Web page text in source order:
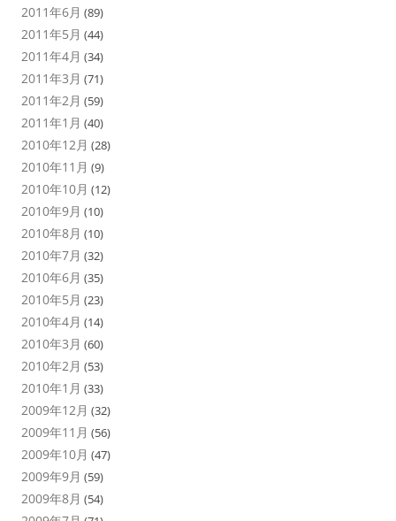
2011年6月 (89)
2011年5月 (44)
2011年4月 (34)
2011年3月 (71)
2011年2月 (59)
2011年1月 (40)
2010年12月 (28)
2010年11月 (9)
2010年10月 (12)
2010年9月 (10)
2010年8月 (10)
2010年7月 (32)
2010年6月 (35)
2010年5月 (23)
2010年4月 (14)
2010年3月 (60)
2010年2月 (53)
2010年1月 (33)
2009年12月 (32)
2009年11月 (56)
2009年10月 (47)
2009年9月 (59)
2009年8月 (54)